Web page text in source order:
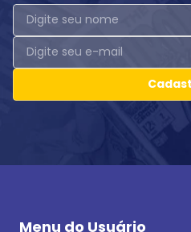
Menu do Usuário